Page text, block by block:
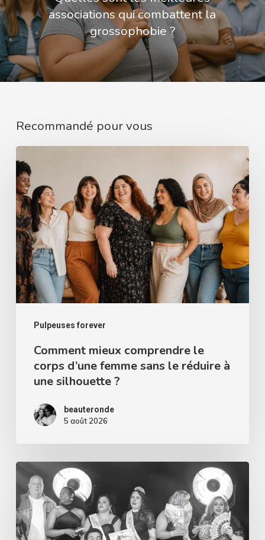
associations qui combattent la
grossophobie ?
Recommandé pour vous
Pulpeuses forever
mieux
comprendre
le
corps
d’une
femme
sans
le
réduire
silhouette
Comment mieux comprendre le
corps d’une femme sans le réduire à
une silhouette ?
beauteronde
5 août 2026
Miss
Curvy
Pays
de